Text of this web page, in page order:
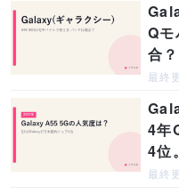
Qモ
合？
最終
4年
4位。
最終